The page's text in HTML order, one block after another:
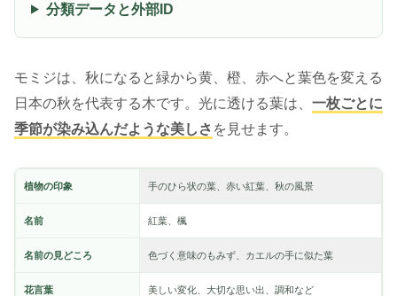
分類データと外部ID
モミジは、秋になると緑から黄、橙、赤へと葉色を変える
日本の秋を代表する木です。光に透ける葉は、 一枚ごとに
季節が染み込んだような美しさ を見せます。
植物の印象 手のひら状の葉、赤い紅葉、秋の風景
名前 紅葉、楓
名前の見どころ 色づく意味のもみず、カエルの手に似た葉
花言葉 美しい変化、大切な思い出、調和など